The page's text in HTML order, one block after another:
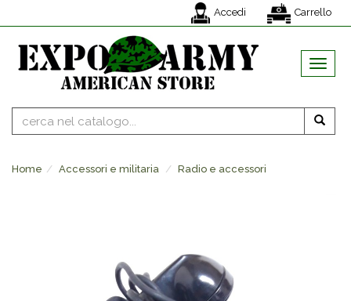
Accedi Carrello
MENU
Home Accessori e militaria Radio e accessori